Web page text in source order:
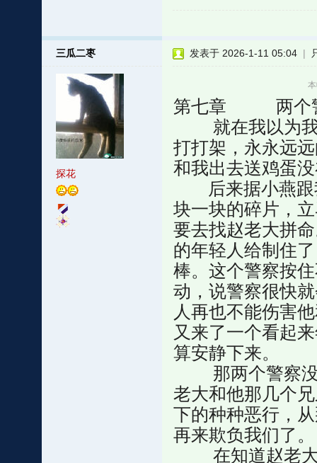
三瓜二枣
探花
发表于 2026-1-11 05:04 |
第七章 两个
就在我以为我
打打架，永永远
和我出去送鸡蛋
后来据小燕跟
块一块的碎片，
要去找赵老大拼
的年轻人给制住
棒。这个警察按
动，说警察很快
人再也不能伤害
又来了一个看起
算安静下来。
那两个警察没
老大和他那几个
下的种种恶行，
再来欺负我们了。
在知道赵老大